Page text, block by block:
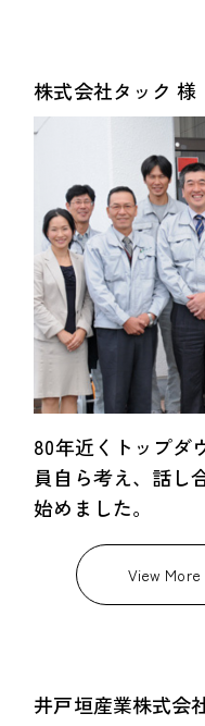
株式会社タック 様
80年近くトップダ
員自ら考え、話し
始めました。
View More
井戸垣産業株式会